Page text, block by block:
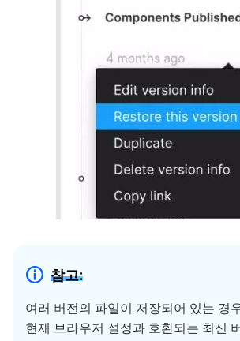
참고:
여러 버전의 파일이 저장되어 있는 경
현재 브라우저 설정과 호환되는 최신